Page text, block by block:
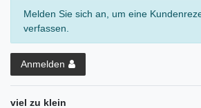
Melden Sie sich an, um eine
verfassen.
Anmelden
viel zu klein